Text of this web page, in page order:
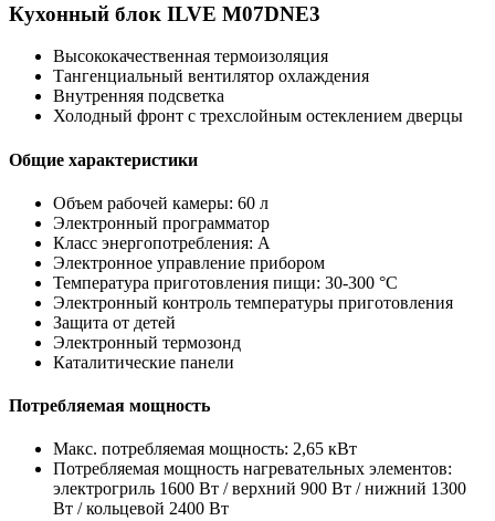
Кухонный блок ILVE M07DNE3
Высококачественная термоизоляция
Тангенциальный вентилятор охлаждения
Внутренняя подсветка
Холодный фронт с трехслойным остеклением дверцы
Общие характеристики
Объем рабочей камеры: 60 л
Электронный программатор
Класс энергопотребления: A
Электронное управление прибором
Температура приготовления пищи: 30-300 °C
Электронный контроль температуры приготовления
Защита от детей
Электронный термозонд
Каталитические панели
Потребляемая мощность
Макс. потребляемая мощность: 2,65 кВт
Потребляемая мощность нагревательных элементов:
электрогриль 1600 Вт / верхний 900 Вт / нижний 1300
Вт / кольцевой 2400 Вт